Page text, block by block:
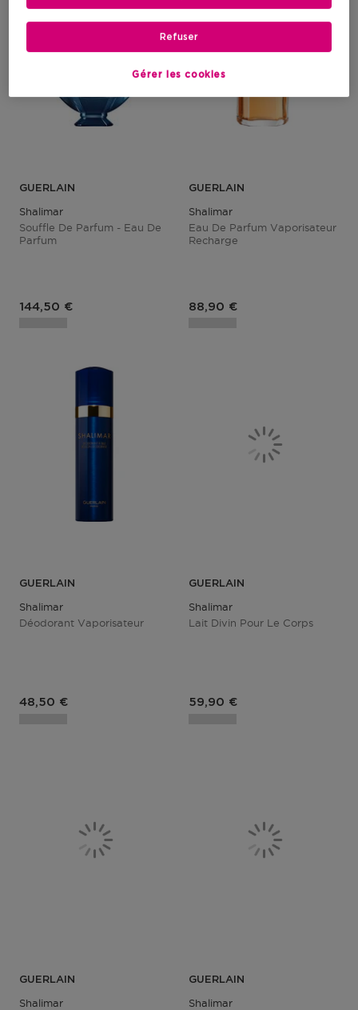
GUERLAIN
Shalimar
Souffle De Parfum - Eau De
Parfum
Prix du produit
144,50 €
GUERLAIN
Shalimar
Eau De Parfum Vaporisateur
Recharge
Prix du produit
88,90 €
GUERLAIN
Shalimar
Déodorant Vaporisateur
Prix du produit
48,50 €
GUERLAIN
Shalimar
Lait Divin Pour Le Corps
Prix du produit
59,90 €
GUERLAIN
Shalimar
GUERLAIN
Shalimar
Gérer les cookies
Refuser